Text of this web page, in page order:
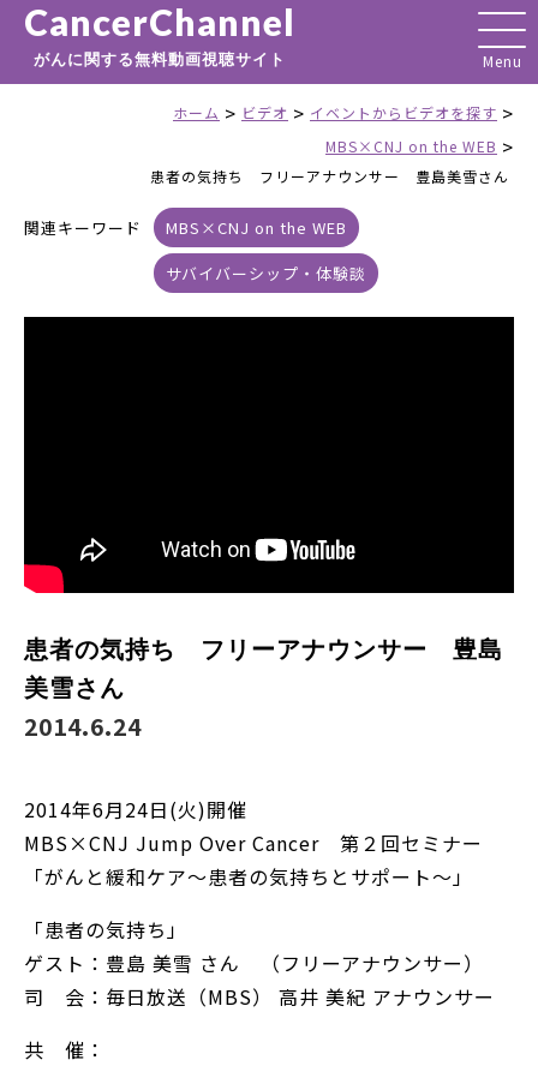
CancerChannel
がんに関する無料動画視聴サイト
ホーム > ビデオ > イベントからビデオを探す >
MBS×CNJ on the WEB >
患者の気持ち フリーアナウンサー 豊島美雪さん
関連キーワード
MBS×CNJ on the WEB
サバイバーシップ・体験談
患者の気持ち フリーアナウンサー 豊島
美雪さん
2014.6.24
2014年6月24日(火)開催
MBS×CNJ Jump Over Cancer 第２回セミナー
「がんと緩和ケア～患者の気持ちとサポート～」
「患者の気持ち」
ゲスト：豊島 美雪 さん （フリーアナウンサー）
司 会：毎日放送（MBS） 高井 美紀 アナウンサー
共 催：